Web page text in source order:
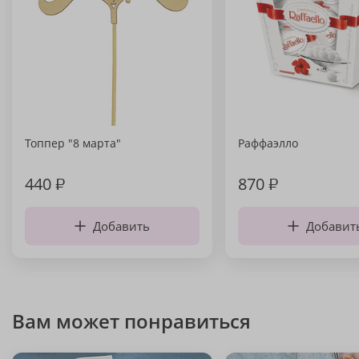
Топпер "8 марта"
440₽
Добавить
Раффаэлло
870₽
Вам может понравиться